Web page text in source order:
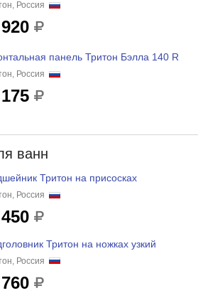
Россия
панель Тритон Бэлла 140 R
Россия
ванн
Тритон на присосках
Россия
Тритон на ножках узкий
Россия